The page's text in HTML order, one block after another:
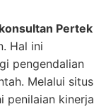
konsultan Pertek
Hal ini
pengendalian
Melalui situs
penilaian kinerja